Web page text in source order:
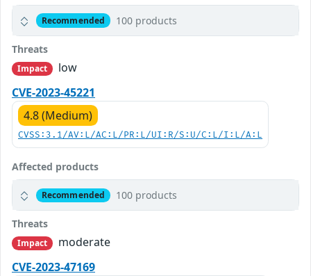
Recommended 100 products
Threats
Impact
low
CVE-2023-45221
4.8 (Medium)
CVSS:3.1/AV:L/AC:L/PR:L/UI:R/S:U/C:L/I:L/A:L
Affected products
Recommended 100 products
Threats
Impact
moderate
CVE-2023-47169